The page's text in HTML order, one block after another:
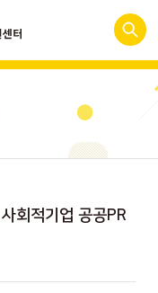
회적기업 공공PR